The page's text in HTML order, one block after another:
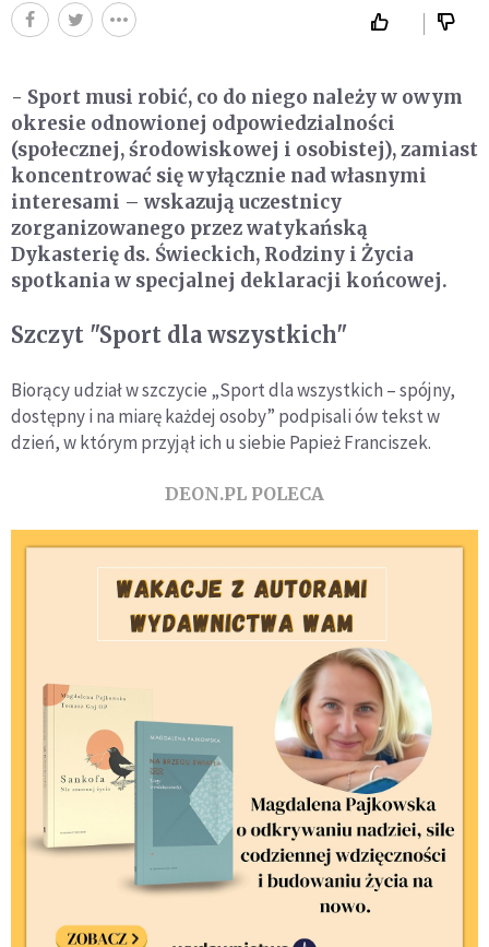
- Sport musi robić, co do niego należy w owym
okresie odnowionej odpowiedzialności
(społecznej, środowiskowej i osobistej), zamiast
koncentrować się wyłącznie nad własnymi
interesami – wskazują uczestnicy
zorganizowanego przez watykańską
Dykasterię ds. Świeckich, Rodziny i Życia
spotkania w specjalnej deklaracji końcowej.
Szczyt "Sport dla wszystkich"
Biorący udział w szczycie „Sport dla wszystkich – spójny,
dostępny i na miarę każdej osoby” podpisali ów tekst w
dzień, w którym przyjął ich u siebie Papież Franciszek.
DEON.PL POLECA